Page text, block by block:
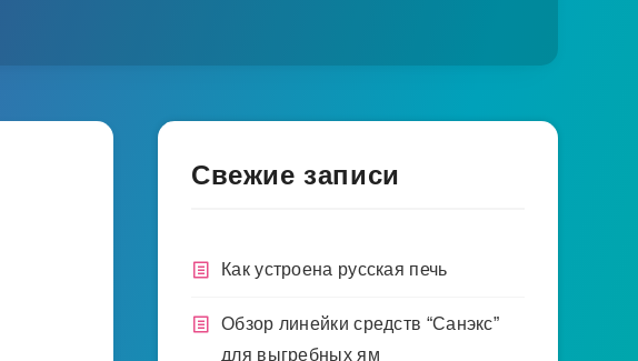
Свежие записи
Как устроена русская печь
Обзор линейки средств “Санэкс”
для выгребных ям